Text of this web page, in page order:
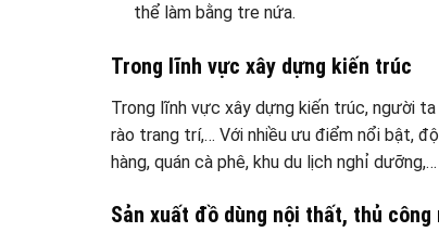
thể làm bằng tre nứa.
Trong lĩnh vực xây dựng kiến trúc
Trong lĩnh vực xây dựng kiến trúc, người ta
rào trang trí,… Với nhiều ưu điểm nổi bật,
hàng, quán cà phê, khu du lịch nghỉ dưỡng,…
Sản xuất đồ dùng nội thất, thủ công